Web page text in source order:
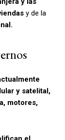
y de la
y satelital,
motores,